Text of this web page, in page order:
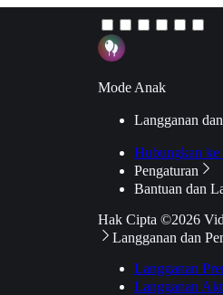
Mode Anak
Langganan
Hubungkan
Pengaturan
Bantuan dan
Hak Cipta ©2026
Langganan dan
Langganan
Langganan